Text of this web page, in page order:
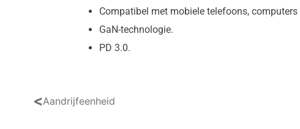
Compatibel met mobiele telefoons, computers
GaN-technologie.
PD 3.0.
<Aandrijfeenheid